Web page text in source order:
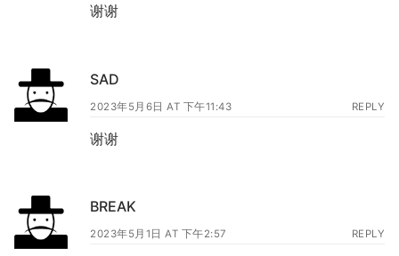
谢谢
SAD
2023年5月6日 AT 下午11:43 REPLY
谢谢
BREAK
2023年5月1日 AT 下午2:57 REPLY